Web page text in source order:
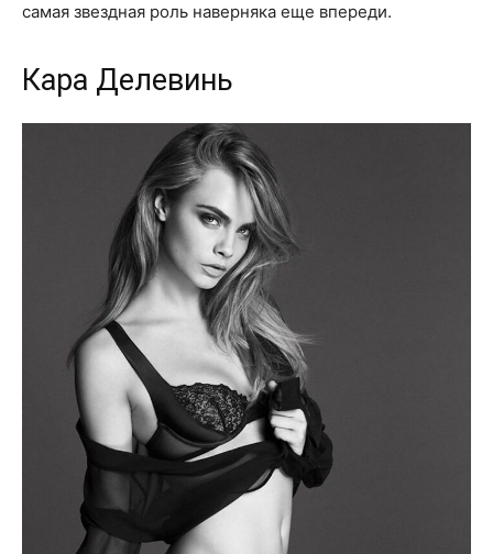
самая звездная роль наверняка еще впереди.
Кара Делевинь